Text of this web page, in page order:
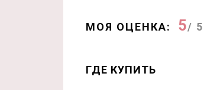
МОЯ ОЦЕНКА: 5/ 5
ГДЕ КУПИТЬ